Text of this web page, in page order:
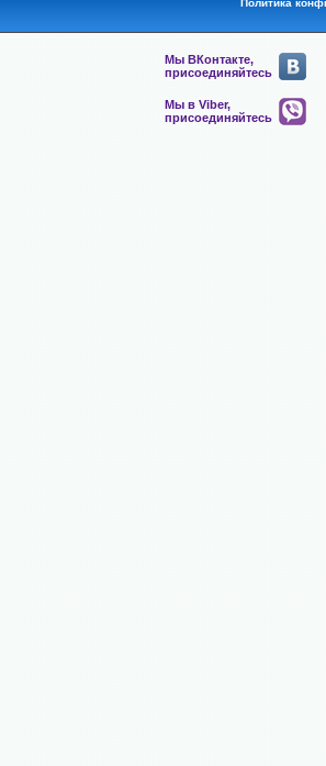
Политика
Мы ВКонтакте,
присоединяйтесь
Мы в Viber,
присоединяйтесь